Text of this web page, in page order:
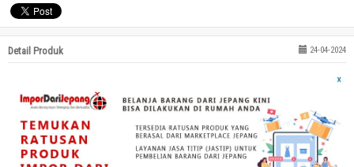
Detail Produk 24-04-2024